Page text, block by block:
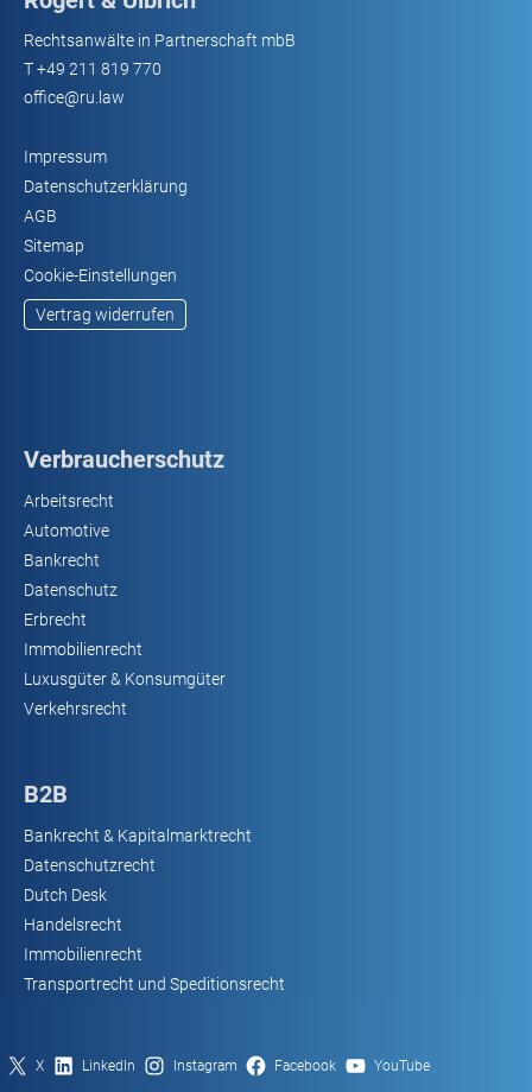
Rechtsanwälte in Partnerschaft mbB
T+49 211 819 770
office@ru.law
Impressum
Datenschutzerklärung
AGB
Sitemap
Cookie-Einstellungen
Vertrag widerrufen
Verbraucherschutz
Arbeitsrecht
Automotive
Bankrecht
Datenschutz
Erbrecht
Immobilienrecht
Luxusgüter & Konsumgüter
Verkehrsrecht
B2B
Bankrecht & Kapitalmarktrecht
Datenschutzrecht
Dutch Desk
Handelsrecht
Immobilienrecht
Transportrecht und Speditionsrecht
X LinkedIn Instagram Facebook YouTube